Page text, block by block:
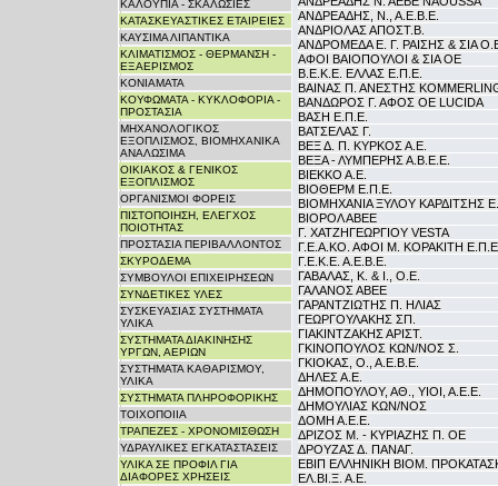
ΚΑΛΟΥΠΙΑ - ΣΚΑΛΩΣΙΕΣ
ΚΑΤΑΣΚΕΥΑΣΤΙΚΕΣ ΕΤΑΙΡΕΙΕΣ
ΚΑΥΣΙΜΑ ΛΙΠΑΝΤΙΚΑ
ΚΛΙΜΑΤΙΣΜΟΣ - ΘΕΡΜΑΝΣΗ -
ΕΞΑΕΡΙΣΜΟΣ
ΚΟΝΙΑΜΑΤΑ
ΚΟΥΦΩΜΑΤΑ - ΚΥΚΛΟΦΟΡΙΑ -
ΠΡΟΣΤΑΣΙΑ
ΜΗΧΑΝΟΛΟΓΙΚΟΣ
ΕΞΟΠΛΙΣΜΟΣ, ΒΙΟΜΗΧΑΝΙΚΑ
ΑΝΑΛΩΣΙΜΑ
ΟΙΚΙΑΚΟΣ & ΓΕΝΙΚΟΣ
ΕΞΟΠΛΙΣΜΟΣ
ΟΡΓΑΝΙΣΜΟΙ ΦΟΡΕΙΣ
ΠΙΣΤΟΠΟΙΗΣΗ, ΕΛΕΓΧΟΣ
ΠΟΙΟΤΗΤΑΣ
ΠΡΟΣΤΑΣΙΑ ΠΕΡΙΒΑΛΛΟΝΤΟΣ
ΣΚΥΡΟΔΕΜΑ
ΣΥΜΒΟΥΛΟΙ ΕΠΙΧΕΙΡΗΣΕΩΝ
ΣΥΝΔΕΤΙΚΕΣ ΥΛΕΣ
ΣΥΣΚΕΥΑΣΙΑΣ ΣΥΣΤΗΜΑΤΑ
ΥΛΙΚΑ
ΣΥΣΤΗΜΑΤΑ ΔΙΑΚΙΝΗΣΗΣ
ΥΡΓΩΝ, ΑΕΡΙΩΝ
ΣΥΣΤΗΜΑΤΑ ΚΑΘΑΡΙΣΜΟΥ,
ΥΛΙΚΑ
ΣΥΣΤΗΜΑΤΑ ΠΛΗΡΟΦΟΡΙΚΗΣ
ΤΟΙΧΟΠΟΙΙΑ
ΤΡΑΠΕΖΕΣ - ΧΡΟΝΟΜΙΣΘΩΣΗ
ΥΔΡΑΥΛΙΚΕΣ ΕΓΚΑΤΑΣΤΑΣΕΙΣ
ΥΛΙΚΑ ΣΕ ΠΡΟΦΙΛ ΓΙΑ
ΔΙΑΦΟΡΕΣ ΧΡΗΣΕΙΣ
ΑΝΔΡΕΑΔΗΣ, Ν., Α.Ε.Β.Ε.
ΑΝΔΡΙΟΛΑΣ ΑΠΟΣΤ.Β.
ΑΝΔΡΟΜΕΔΑ Ε. Γ. ΡΑΙΣΗΣ & ΣΙΑ
ΑΦΟΙ ΒΑΙΟΠΟΥΛΟΙ & ΣΙΑ ΟΕ
Β.Ε.Κ.Ε. ΕΛΛΑΣ Ε.Π.Ε.
ΒΑΙΝΑΣ Π. ΑΝΕΣΤΗΣ
ΒΑΝΔΩΡΟΣ Γ. ΑΦΟΣ ΟΕ LUCIDA
ΒΑΣΗ Ε.Π.Ε.
ΒΑΤΣΕΛΑΣ Γ.
ΒΕΞ Δ. Π. ΚΥΡΚΟΣ Α.Ε.
ΒΕΞΑ - ΛΥΜΠΕΡΗΣ Α.Β.Ε.Ε.
ΒΙΕΚΚΟ Α.Ε.
ΒΙΟΘΕΡΜ Ε.Π.Ε.
ΒΙΟΜΗΧΑΝΙΑ ΞΥΛΟΥ ΚΑΡΔΙΤΣΗΣ
ΒΙΟΡΟΛ ΑΒΕΕ
Γ. ΧΑΤΖΗΓΕΩΡΓΙΟΥ VESTA
Γ.Ε.Α.ΚΟ. ΑΦΟΙ Μ. ΚΟΡΑΚΙΤΗ
Γ.Ε.Κ.Ε. Α.Ε.Β.Ε.
ΓΑΒΑΛΑΣ, Κ. & Ι., Ο.Ε.
ΓΑΛΑΝΟΣ ΑΒΕΕ
ΓΑΡΑΝΤΖΙΩΤΗΣ Π. ΗΛΙΑΣ
ΓΕΩΡΓΟΥΛΑΚΗΣ ΣΠ.
ΓΙΑΚΙΝΤΖΑΚΗΣ ΑΡΙΣΤ.
ΓΚΙΝΟΠΟΥΛΟΣ ΚΩΝ/ΝΟΣ Σ.
ΓΚΙΟΚΑΣ, Ο., Α.Ε.Β.Ε.
ΔΗΛΕΣ Α.Ε.
ΔΗΜΟΠΟΥΛΟΥ, ΑΘ., ΥΙΟΙ, Α.Ε.Ε.
ΔΗΜΟΥΛΙΑΣ ΚΩΝ/ΝΟΣ
ΔΟΜΗ Α.Ε.Ε.
ΔΡΙΖΟΣ Μ. - ΚΥΡΙΑΖΗΣ Π. ΟΕ
ΔΡΟΥΖΑΣ Δ. ΠΑΝΑΓ.
ΕΒΙΠ ΕΛΛΗΝΙΚΗ ΒΙΟΜ.
ΕΛ.ΒΙ.Ξ. Α.Ε.